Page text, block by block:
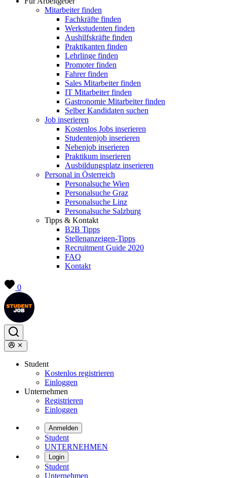
Mitarbeiter finden
Fachkräfte finden
Werkstudenten finden
Aushilfskräfte finden
Praktikanten finden
Lehrlinge finden
Promoter finden
Fahrer finden
Sales Mitarbeiter finden
IT Mitarbeiter finden
Gastronomie Mitarbeiter finden
Selber Kandidaten suchen
Job inserieren
Kostenlos Jobs inserieren
Studentenjob inserieren
Nebenjob inserieren
Praktikum inserieren
Ausbildungsplatz inserieren
Personal in Österreich
Personalsuche Wien
Personalsuche Graz
Personalsuche Linz
Personalsuche Salzburg
Tipps & Kontakt
B2B Tipps
Stellenanzeigen-Tipps
Recruitment Guide 2020
FAQ
Kontakt
0
Student
Kostenlos registrieren
Einloggen
Unternehmen
Registrieren
Einloggen
Anmelden
Student
UNTERNEHMEN
Login
Student
Unternehmen